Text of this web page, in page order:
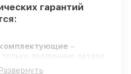
гарантий
–
подлинные детали
Развернуть